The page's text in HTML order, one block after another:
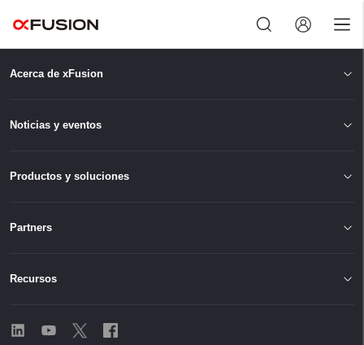
Acerca de xFusion
Noticias y eventos
Productos y soluciones
Partners
Recursos